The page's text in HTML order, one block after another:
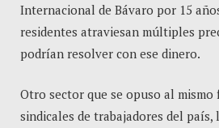
Internacional de Bávaro por 15
residentes atraviesan múltiples
podrían resolver con ese dinero.
Otro sector que se opuso al mismo
sindicales de trabajadores del